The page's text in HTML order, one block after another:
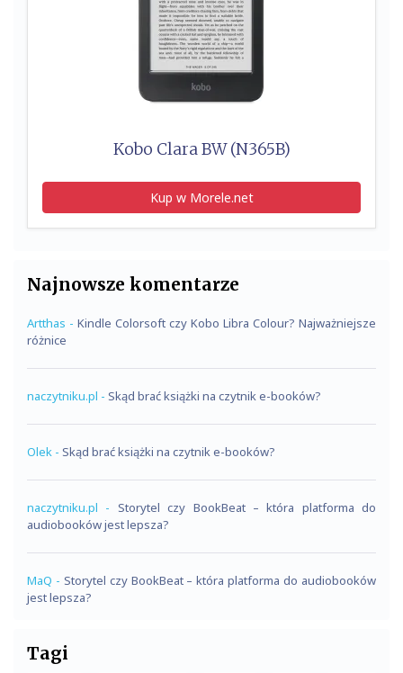
Kobo Clara BW (N365B)
Kup w Morele.net
Najnowsze komentarze
Artthas - Kindle Colorsoft czy Kobo Libra Colour? Najważniejsze
różnice
naczytniku.pl - Skąd brać książki na czytnik e-booków?
Olek - Skąd brać książki na czytnik e-booków?
naczytniku.pl - Storytel czy BookBeat – która platforma do
audiobooków jest lepsza?
MaQ - Storytel czy BookBeat – która platforma do audiobooków
jest lepsza?
Tagi